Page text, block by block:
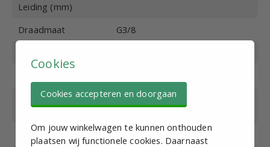
Leiding (mm)
Draadmaat
G3/8
Bedrijfstemperatuur
0-60
Materiaal
RVS 316
Cookies
Cookies accepteren en doorgaan
Om jouw winkelwagen te kunnen onthouden
plaatsen wij functionele cookies. Daarnaast